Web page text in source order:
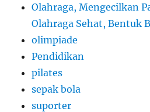
Olahraga, Mengecilkan
Olahraga Sehat, Bentuk
olimpiade
Pendidikan
pilates
sepak bola
suporter